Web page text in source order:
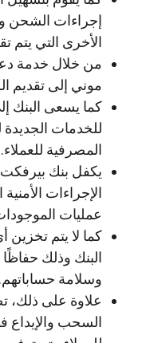
إجراءات الشحن
الأخرى التي يتم
من خلال خدمة
موني إلى تقديم
كما يسعى البنك
للخدمات
المصرفية للعملاء.
يكفل بنك
الإجراءات
عمليات
كما لا يتم
البنك وذلك
وسلامة حساباتهم.
علاوة على ذلك،
السحب والإيداع